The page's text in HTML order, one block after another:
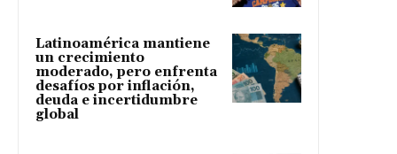
Latinoamérica mantiene
un crecimiento
moderado, pero enfrenta
desafíos por inflación,
deuda e incertidumbre
global